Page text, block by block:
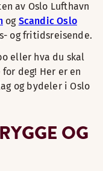
av Oslo Lufthavn
og Scandic Oslo
og fritidsreisende.
eller hva du skal
deg! Her er en
og bydeler i Oslo
OG